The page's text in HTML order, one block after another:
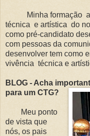
Minha formação
técnica e artística do
como pré-candidato
com pessoas da
desenvolver tem como
vivência técnica e
BLOG - Acha
para um CTG?
Meu ponto
de vista que
nós, os pais